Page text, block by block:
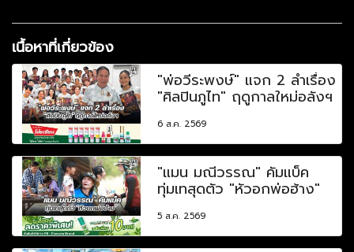
เนื้อหาที่เกี่ยวข้อง
"พ่อวีระพงษ์" แจก 2 ลำเรื่อง
"ศิลปินภูไท" ฤดูกาลใหม่อลังฯ
6 ส.ค. 2569
"แมน มณีวรรณ" คัมแบ็ค
ทุ่มเทสุดตัว "หัวอกพ่อฮ้าง"
5 ส.ค. 2569